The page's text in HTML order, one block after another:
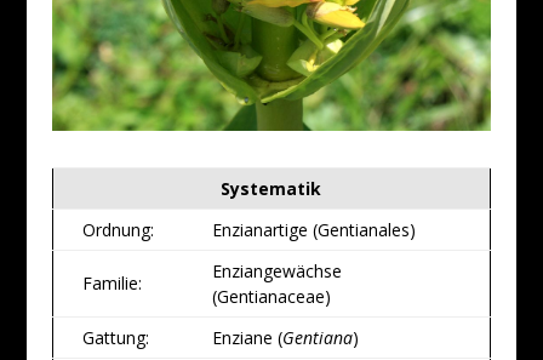
Systematik
Ordnung:
Enzianartige (Gentianales)
Familie:
Enziangewächse
(Gentianaceae)
Gattung:
Enziane (Gentiana)